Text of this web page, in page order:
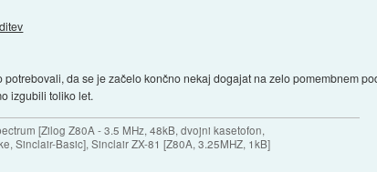
potrebovali, da se je začelo končno nekaj dogajat na zelo pomembnem
izgubili toliko let.
[Zilog Z80A - 3.5 MHz, 48kB, dvojni kasetofon,
Sinclair-Basic], Sinclair ZX-81 [Z80A, 3.25MHZ, 1kB]